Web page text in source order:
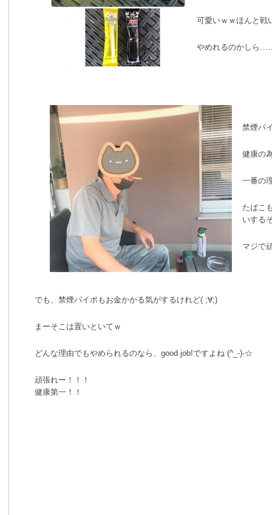
可愛いｗｗほんと戦
やめれるのかしら
禁煙パ
健康の
一番の
たばこ
いする
マジで
でも、禁煙パイポもお金かかる気がするけれど( ;∀;)
まーそこは置いといてｗ
どんな理由でもやめられるのなら、good job!ですよね (^_-)-☆
頑張れー！！！
健康第一！！